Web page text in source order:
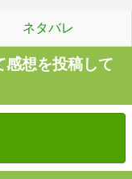
ネタバレ
感想を投稿して